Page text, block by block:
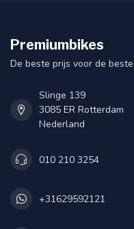
Premiumbikes
De beste prijs voor de
Slinge 139
3085 ER Rotterdam
Nederland
010 210 3254
+31629592121